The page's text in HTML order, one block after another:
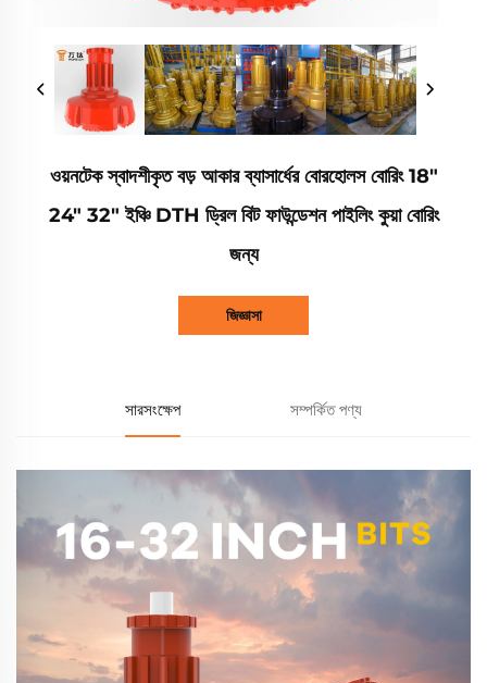
ওয়নটেক স্বাদশীকৃত বড় আকার ব্যাসার্ধের বোরহোলস বোরিং 18"
24" 32" ইঞ্চি DTH ড্রিল বিট ফাউন্ডেশন পাইলিং কুয়া বোরিং
জন্য
জিজ্ঞাসা
সারসংক্ষেপ সম্পর্কিত পণ্য